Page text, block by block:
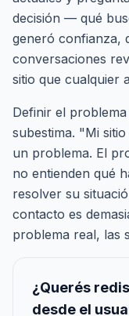
decisión — qué
generó confianza,
conversaciones
sitio que cualquier
Definir el
subestima. "Mi
un problema. El
no entienden qué
resolver su
contacto es
problema real, las
¿Querés
desde el